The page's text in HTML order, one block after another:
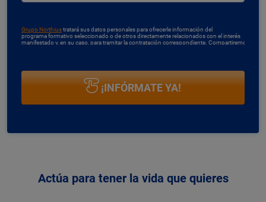
Grupo Northiustratará sus datos personales para ofrecerle información del
programa formativo seleccionado o de otros directamente relacionados con el interés
manifestado y, en su caso, para tramitar la contratación correspondiente. Compartiremos
Política de Privacidad.
Actúa para tener la vida que quieres